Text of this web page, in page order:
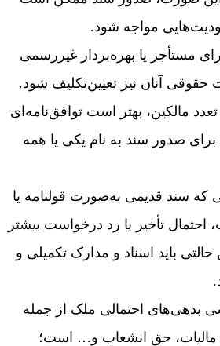
مواجه شود.
مستأجر یا بهره‌بردار غیررسمی
حقوقی آنان نیز تعیین‌تکلیف شود.
مالکین، بهتر است توافق‌نامه‌ای
صدور سند به نام یکی یا همه
که سند قدیمی به‌صورت قولنامه یا
تأخیر یا رد درخواست بیشتر
باید اسناد و مدارک تکمیلی و
بدهی‌های احتمالی ملک از جمله
مالیات، حق انشعاب و… است؛